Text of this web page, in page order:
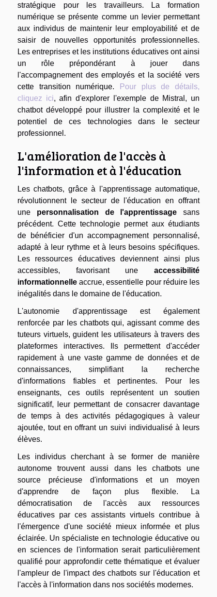
stratégique pour les travailleurs. La formation
numérique se présente comme un levier permettant
aux individus de maintenir leur employabilité et de
saisir de nouvelles opportunités professionnelles.
Les entreprises et les institutions éducatives ont ainsi
un rôle prépondérant à jouer dans
l'accompagnement des employés et la société vers
cette transition numérique.
Pour plus de détails,
cliquez ici, afin d'explorer l'exemple de Mistral, un
chatbot développé pour illustrer la complexité et le
potentiel de ces technologies dans le secteur
professionnel.
L'amélioration de l'accès à
l'information et à l'éducation
Les chatbots, grâce à l'apprentissage automatique,
révolutionnent le secteur de l'éducation en offrant
une personnalisation de l'apprentissage sans
précédent. Cette technologie permet aux étudiants
de bénéficier d'un accompagnement personnalisé,
adapté à leur rythme et à leurs besoins spécifiques.
Les ressources éducatives deviennent ainsi plus
accessibles, favorisant une accessibilité
informationnelle accrue, essentielle pour réduire les
inégalités dans le domaine de l'éducation.
L'autonomie d'apprentissage est également
renforcée par les chatbots qui, agissant comme des
tuteurs virtuels, guident les utilisateurs à travers des
plateformes interactives. Ils permettent d'accéder
rapidement à une vaste gamme de données et de
connaissances, simplifiant la recherche
d'informations fiables et pertinentes. Pour les
enseignants, ces outils représentent un soutien
significatif, leur permettant de consacrer davantage
de temps à des activités pédagogiques à valeur
ajoutée, tout en offrant un suivi individualisé à leurs
élèves.
Les individus cherchant à se former de manière
autonome trouvent aussi dans les chatbots une
source précieuse d'informations et un moyen
d'apprendre de façon plus flexible. La
démocratisation de l'accès aux ressources
éducatives par ces assistants virtuels contribue à
l'émergence d'une société mieux informée et plus
éclairée. Un spécialiste en technologie éducative ou
en sciences de l'information serait particulièrement
qualifié pour approfondir cette thématique et évaluer
l'ampleur de l'impact des chatbots sur l'éducation et
l'accès à l'information dans nos sociétés modernes.